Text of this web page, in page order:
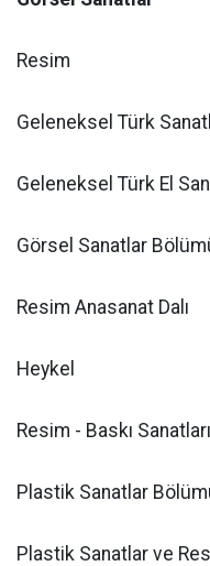
Resim
Geleneksel Türk
Geleneksel Türk El
Görsel Sanatlar
Resim Anasanat Dalı
Heykel
Resim - Baskı
Plastik Sanatlar
Plastik Sanatlar ve